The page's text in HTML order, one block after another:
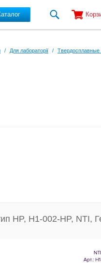
/ Для лабораторії /
HP, H1-002-HP, NTI,